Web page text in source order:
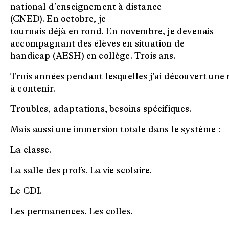
national d’enseignement à distance
(CNED). En octobre, je
tournais déjà en rond. En novembre, je devenais
accompagnant des élèves en situation de
handicap (AESH) en collège. Trois ans.
Trois années pendant lesquelles j’ai découvert
à contenir.
Troubles, adaptations, besoins spécifiques.
Mais aussi une immersion totale dans le système :
La classe.
La salle des profs. La vie scolaire.
Le CDI.
Les permanences. Les colles.